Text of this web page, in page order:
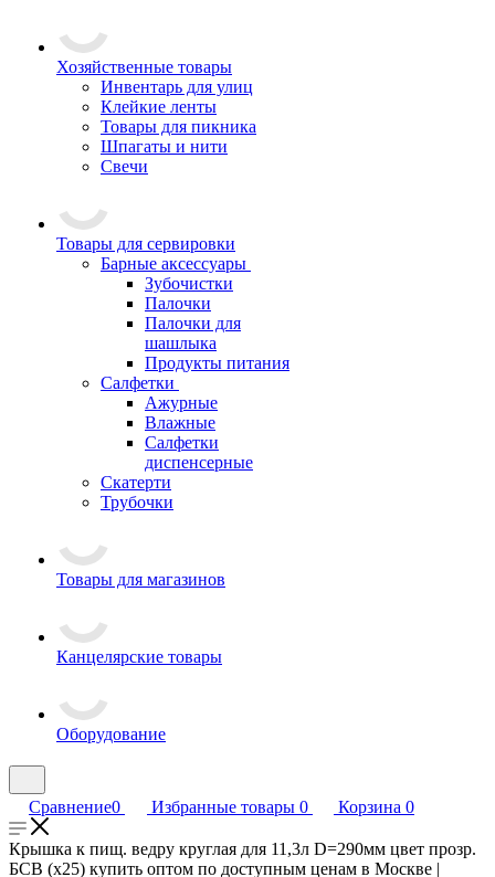
Хозяйственные товары
Инвентарь для улиц
Клейкие ленты
Товары для пикника
Шпагаты и нити
Свечи
Товары для сервировки
Барные аксессуары
Зубочистки
Палочки
Палочки для
шашлыка
Продукты питания
Салфетки
Ажурные
Влажные
Салфетки
диспенсерные
Скатерти
Трубочки
Товары для магазинов
Канцелярские товары
Оборудование
Сравнение0 Избранные товары 0 Корзина 0
Крышка к пищ. ведру круглая для 11,3л D=290мм цвет прозр.
БСВ (х25) купить оптом по доступным ценам в Москве |